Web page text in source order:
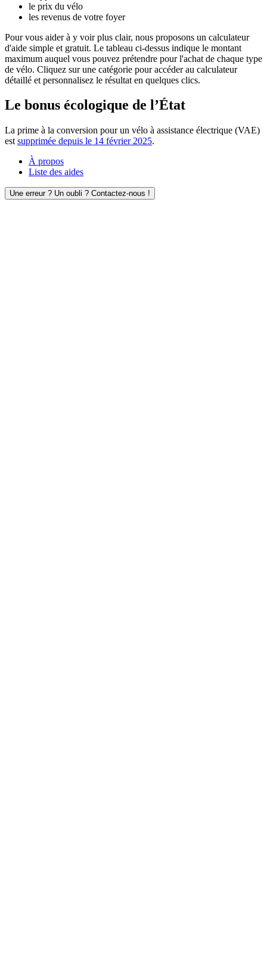
le prix du vélo
les revenus de votre foyer
Pour vous aider à y voir plus clair, nous proposons un calculateur
d'aide simple et gratuit. Le tableau ci-dessus indique le montant
maximum auquel vous pouvez prétendre pour l'achat de chaque type
de vélo. Cliquez sur une catégorie pour accéder au calculateur
détaillé et personnalisez le résultat en quelques clics.
Le bonus écologique de l’État
La prime à la conversion pour un vélo à assistance électrique (VAE)
est supprimée depuis le 14 février 2025.
À propos
Liste des aides
Une erreur ? Un oubli ? Contactez-nous !